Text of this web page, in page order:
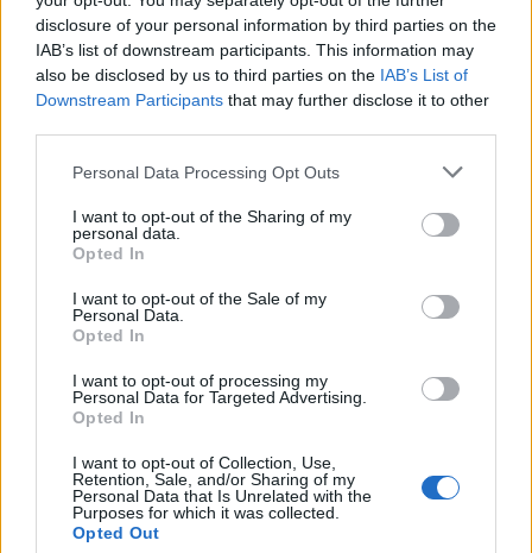
disclosure of your personal information by third parties on the
IAB’s list of downstream participants. This information may
also be disclosed by us to third parties on the IAB’s List of
Downstream Participants that may further disclose it to other
Personal Data Processing Opt Outs
I want to opt-out of the Sharing of my
personal data.
Opted In
I want to opt-out of the Sale of my
Personal Data.
Opted In
I want to opt-out of processing my
Personal Data for Targeted Advertising.
Opted In
I want to opt-out of Collection, Use,
Retention, Sale, and/or Sharing of my
Personal Data that Is Unrelated with the
Purposes for which it was collected.
Opted Out
betekintést a Grand Theft Auto VI
játékmenetébe
2026. augusztus 06., csütörtök